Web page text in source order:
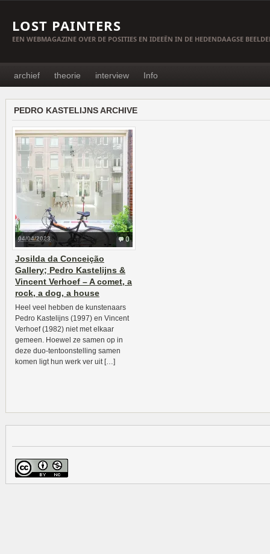
LOST PAINTERS
EEN WEBMAGAZINE OVER DE POSITIES EN IDEEËN IN DE HEDENDAAGSE
archief theorie interview Info
PEDRO KASTELIJNS ARCHIVE
0
04/04/2023
Josilda da Conceição
Gallery; Pedro Kastelijns &
Vincent Verhoef – A comet, a
rock, a dog, a house
Heel veel hebben de kunstenaars
Pedro Kastelijns (1997) en Vincent
Verhoef (1982) niet met elkaar
gemeen. Hoewel ze samen op in
deze duo-tentoonstelling samen
komen ligt hun werk ver uit […]